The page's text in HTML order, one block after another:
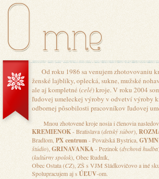
Od roku 1986 sa venujem zhotovovaniu
ženské lajblíky, oplecká, sukne, mužské
ale aj kompletné (celé) kroje. V roku 2004
ľudovej umeleckej výroby v odvetví výroby
odbornej pôsobilosti pracovníkov ľudovej
Mnou zhotovené kroje nosia i členovia
KREMIENOK- Bratislava (detský súbor),
Bradlom,PX centrum- Považská Bystrica,
štúdio),GRINAVANKA - Pezinok (dychová hudba
(kultúrny spolok), Obec Rudník,
Obec Ostata (CZ), ZŠ s VJM Sládkovičovo a iné
Spolupracujem aj sÚĽUV-om.